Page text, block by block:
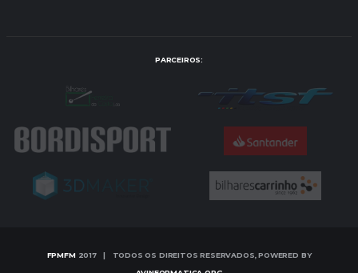
PARCEIROS:
FPMFM2017 | TODOS OS DIREITOS RESERVADOS, POWERED BY